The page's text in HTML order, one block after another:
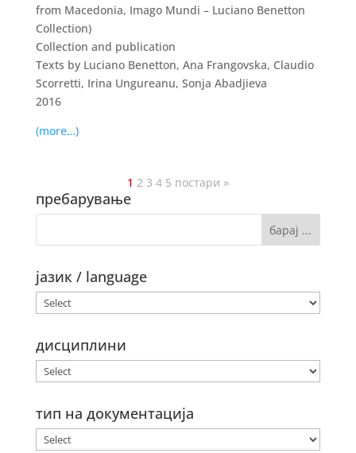
from Macedonia, Imago Mundi – Luciano Benetton
Collection)
Collection and publication
Texts by Luciano Benetton, Ana Frangovska, Claudio
Scorretti, Irina Ungureanu, Sonja Abadjieva
2016
(more…)
1 2 3 4 5 постари »
пребарување
јазик / language
дисциплини
тип на документација